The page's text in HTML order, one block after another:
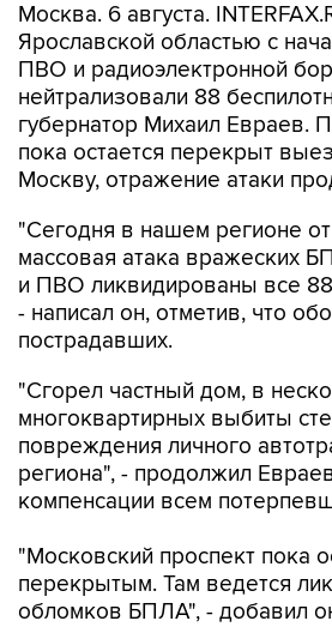
Москва. 6 августа.
Ярославской областью с
ПВО и радиоэлектронной
нейтрализовали 88
губернатор Михаил Евраев.
пока остается перекрыт
Москву, отражение атаки
"Сегодня в нашем регионе
массовая атака вражеских
и ПВО ликвидированы все
- написал он, отметив, что
пострадавших.
"Сгорел частный дом, в
многоквартирных выбиты
повреждения личного
региона", - продолжил
компенсации всем
"Московский проспект пока
перекрытым. Там ведется
обломков БПЛА", - добавил